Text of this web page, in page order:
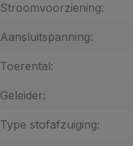
Stroomvoorziening:
Aansluitspanning:
Toerental:
Geleider:
Type stofafzuiging: